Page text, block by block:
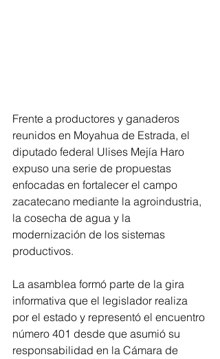
Frente a productores y ganaderos
reunidos en Moyahua de Estrada, el
diputado federal Ulises Mejía Haro
expuso una serie de propuestas
enfocadas en fortalecer el campo
zacatecano mediante la agroindustria,
la cosecha de agua y la
modernización de los sistemas
productivos.
La asamblea formó parte de la gira
informativa que el legislador realiza
por el estado y representó el encuentro
número 401 desde que asumió su
responsabilidad en la Cámara de